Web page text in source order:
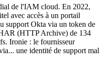
de l'IAM cloud. En 2022,
avec accès à un portail
support Okta via un token de
(HTTP Archive) de 134
Ironie : le fournisseur
une identité de support mal